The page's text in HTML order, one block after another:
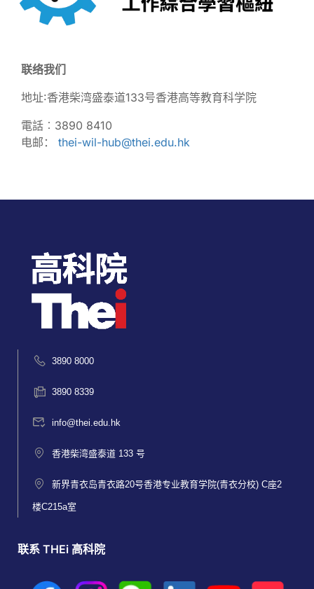
联络我们
地址∶香港柴湾盛泰道133号香港高等教育科学院
電話︰3890 8410
电邮： thei-wil-hub@thei.edu.hk
3890 8000
3890 8339
info@thei.edu.hk
香港柴湾盛泰道 133 号
新界青衣岛青衣路20号香港专业教育学院(青衣分校) C座2
楼C215a室
联系 THEi 高科院